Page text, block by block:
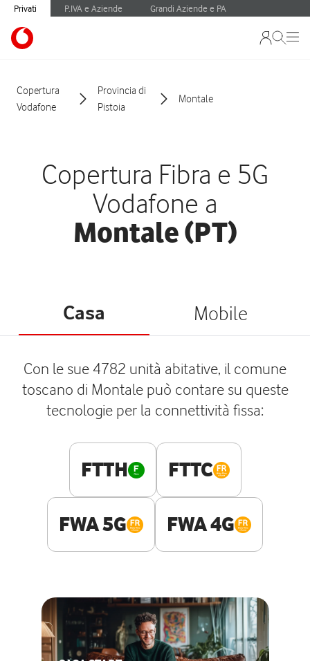
Privati P.IVA e Aziende Grandi Aziende e PA
Copertura
Vodafone
Provincia di
Pistoia
Montale
Copertura Fibra e 5G
Vodafone a
Montale (PT)
Casa Mobile
Con le sue 4782 unità abitative, il comune
toscano di Montale può contare su queste
tecnologie per la connettività fissa:
FTTH FTTC
FWA 5G FWA 4G